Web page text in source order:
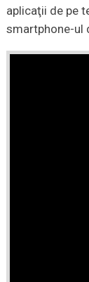
aplicaţii de pe
smartphone-ul